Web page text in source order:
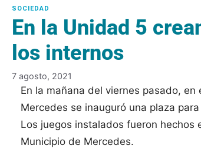
En la Unidad 5
los internos
7 agosto, 2021
En la mañana del viernes pasado,
Mercedes se inauguró una plaza
Los juegos instalados fueron
Municipio de Mercedes.